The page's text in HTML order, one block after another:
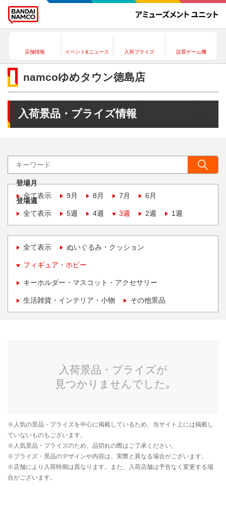
店舗情報 イベント&ニュース 入荷プライズ 設置ゲーム機
namcoゆめタウン徳島店
入荷景品・プライズ情報
登場月
全て表示
9月 8月 7月 6月
登場週
全て表示
5週 4週 3週 2週 1週
全て表示 ぬいぐるみ・クッション
フィギュア・ホビー
キーホルダー・マスコット・アクセサリー
生活雑貨・インテリア・小物 その他景品